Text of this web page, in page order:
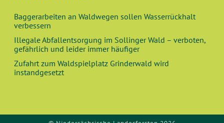
Baggerarbeiten an Waldwegen sollen Wasserrückhalt
verbessern
Illegale Abfallentsorgung im Sollinger Wald – verboten,
gefährlich und leider immer häufiger
Zufahrt zum Waldspielplatz Grinderwald wird
instandgesetzt